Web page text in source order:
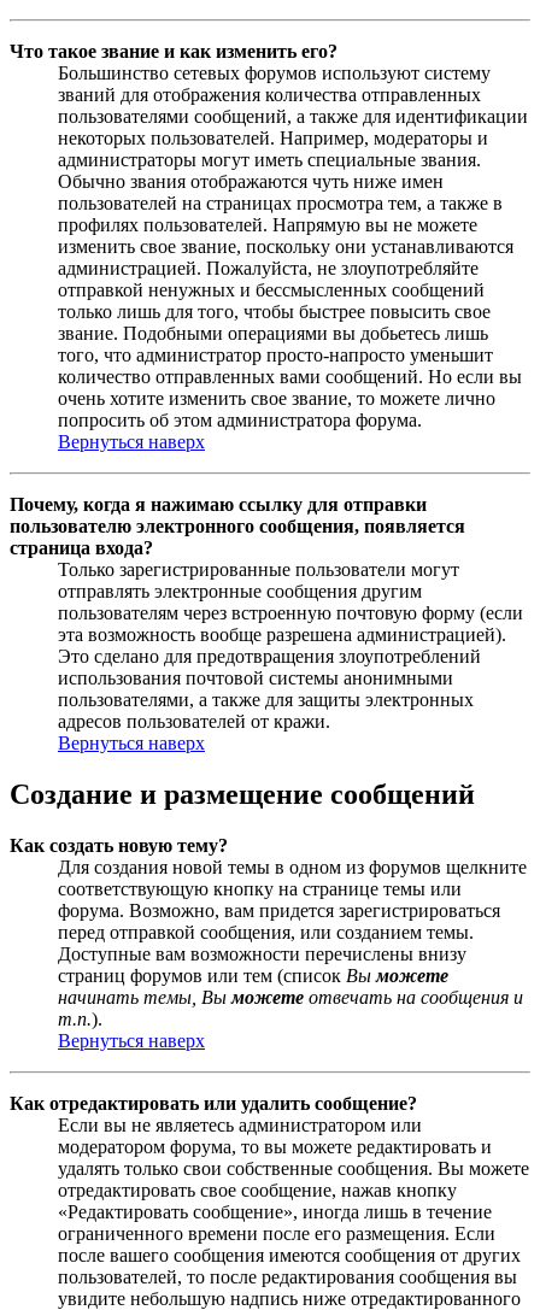
Что такое звание и как изменить его?
Большинство сетевых форумов используют систему
званий для отображения количества отправленных
пользователями сообщений, а также для идентификации
некоторых пользователей. Например, модераторы и
администраторы могут иметь специальные звания.
Обычно звания отображаются чуть ниже имен
пользователей на страницах просмотра тем, а также в
профилях пользователей. Напрямую вы не можете
изменить свое звание, поскольку они устанавливаются
администрацией. Пожалуйста, не злоупотребляйте
отправкой ненужных и бессмысленных сообщений
только лишь для того, чтобы быстрее повысить свое
звание. Подобными операциями вы добьетесь лишь
того, что администратор просто-напросто уменьшит
количество отправленных вами сообщений. Но если вы
очень хотите изменить свое звание, то можете лично
попросить об этом администратора форума.
Вернуться наверх
Почему, когда я нажимаю ссылку для отправки
пользователю электронного сообщения, появляется
страница входа?
Только зарегистрированные пользователи могут
отправлять электронные сообщения другим
пользователям через встроенную почтовую форму (если
эта возможность вообще разрешена администрацией).
Это сделано для предотвращения злоупотреблений
использования почтовой системы анонимными
пользователями, а также для защиты электронных
адресов пользователей от кражи.
Вернуться наверх
Создание и размещение сообщений
Как создать новую тему?
Для создания новой темы в одном из форумов щелкните
соответствующую кнопку на странице темы или
форума. Возможно, вам придется зарегистрироваться
перед отправкой сообщения, или созданием темы.
Доступные вам возможности перечислены внизу
страниц форумов или тем (список Выможете
начинать темы, Выможете отвечать на сообщения и
т.п.).
Вернуться наверх
Как отредактировать или удалить сообщение?
Если вы не являетесь администратором или
модератором форума, то вы можете редактировать и
удалять только свои собственные сообщения. Вы можете
отредактировать свое сообщение, нажав кнопку
«Редактировать сообщение», иногда лишь в течение
ограниченного времени после его размещения. Если
после вашего сообщения имеются сообщения от других
пользователей, то после редактирования сообщения вы
увидите небольшую надпись ниже отредактированного